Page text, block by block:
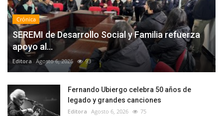
Crónica
SEREMI de Desarrollo Social y Familia refuerza
apoyo al...
Editora Agosto 6, 2026 93
Fernando Ubiergo celebra 50 años de
legado y grandes canciones
Editora Agosto 6, 2026 75